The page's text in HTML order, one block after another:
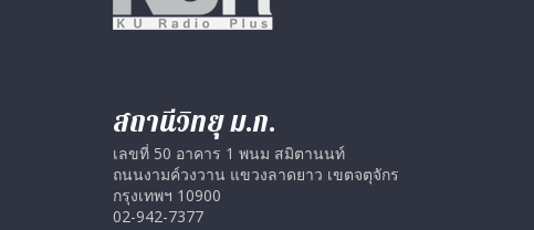
สถานีวิทยุ ม.ก.
เลขที่ 50 อาคาร 1 พนม สมิตานนท์
ถนนงามค์วงวาน แขวงลาดยาว เขตจตุจักร
กรุงเทพฯ 10900
02-942-7377